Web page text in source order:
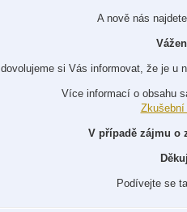
A nově nás
dovolujeme si Vás informovat, že je u
Více informací o obsahu
Zkušební
V případě zájmu o
Podívejte se